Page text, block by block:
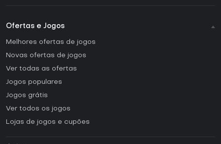
Ofertas e Jogos
Melhores ofertas de jogos
Novas ofertas de jogos
Ver todas as ofertas
Jogos populares
Jogos grátis
Ver todos os jogos
Lojas de jogos e cupões